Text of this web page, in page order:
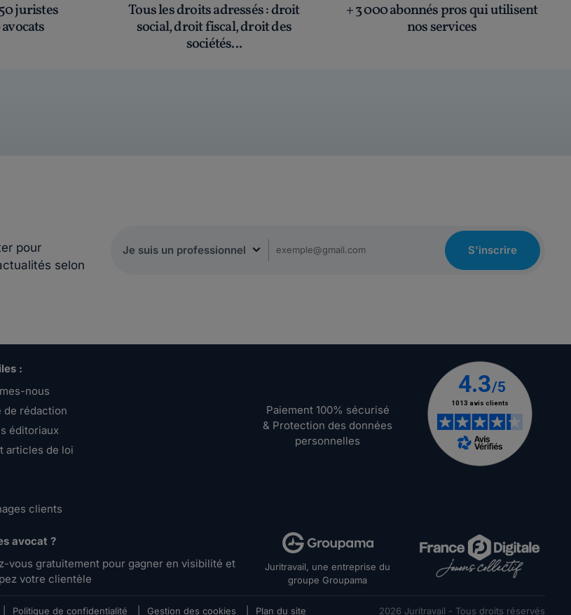
juristes
Tous les droits adressés: droit
social, droit fiscal, droit des
sociétés...
+ 3 000 abonnés pros qui utilisent
nos services
pour
selon
S'inscrire
:
nous
de rédaction
éditoriaux
articles de loi
clients
avocat ?
vous gratuitement pour gagner en visibilité et
votre clientèle
Paiement 100% sécurisé
& Protection des données
personnelles
Juritravail, une entreprise du
groupe Groupama
Politique de confidentialité Gestion des cookies Plan du site 2026 Juritravail - Tous droits réservés